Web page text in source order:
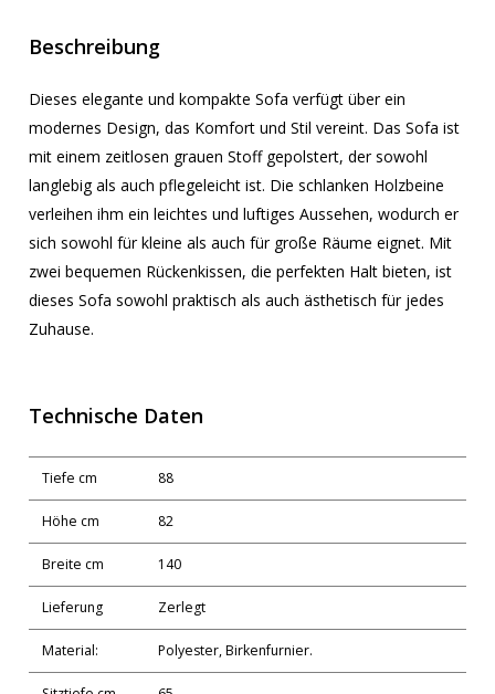
Beschreibung
Dieses elegante und kompakte Sofa verfügt über ein
modernes Design, das Komfort und Stil vereint. Das Sofa ist
mit einem zeitlosen grauen Stoff gepolstert, der sowohl
langlebig als auch pflegeleicht ist. Die schlanken Holzbeine
verleihen ihm ein leichtes und luftiges Aussehen, wodurch er
sich sowohl für kleine als auch für große Räume eignet. Mit
zwei bequemen Rückenkissen, die perfekten Halt bieten, ist
dieses Sofa sowohl praktisch als auch ästhetisch für jedes
Zuhause.
Technische Daten
Tiefe cm 88
Höhe cm 82
Breite cm 140
Lieferung Zerlegt
Material: Polyester, Birkenfurnier.